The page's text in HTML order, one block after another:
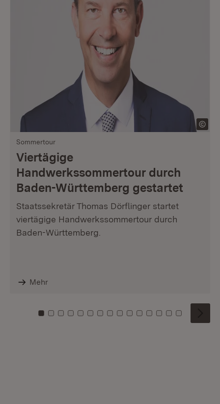
Sommertour
Viertägige
Handwerkssommertour durch
Baden-Württemberg gestartet
Staatssekretär Thomas Dörflinger startet
viertägige Handwerkssommertour durch
Baden-Württemberg.
Mehr
Zu Kachel: 0
Zu Kachel: 1
Zu Kachel: 2
Zu Kachel: 3
Zu Kachel: 4
Zu Kachel: 5
Zu Kachel: 6
Zu Kachel: 7
Zu Kachel: 8
Zu Kachel: 9
Zu Kachel: 10
Zu Kachel: 11
Zu Kachel: 12
Zu Kachel:
Zu